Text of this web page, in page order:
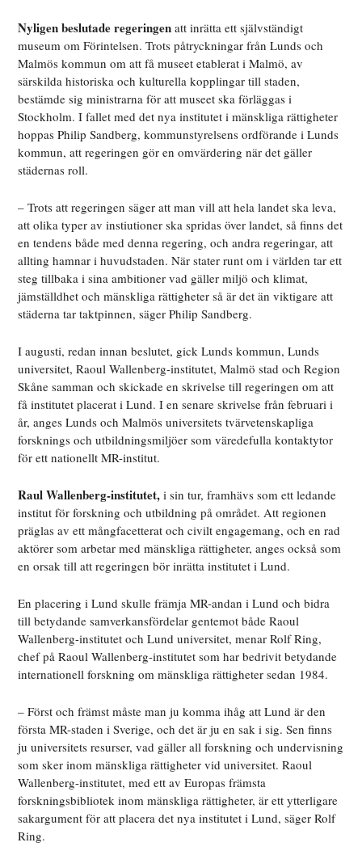
Nyligen beslutade regeringen att inrätta ett självständigt
museum om Förintelsen. Trots påtryckningar från Lunds och
Malmös kommun om att få museet etablerat i Malmö, av
särskilda historiska och kulturella kopplingar till staden,
bestämde sig ministrarna för att museet ska förläggas i
Stockholm. I fallet med det nya institutet i mänskliga rättigheter
hoppas Philip Sandberg, kommunstyrelsens ordförande i Lunds
kommun, att regeringen gör en omvärdering när det gäller
städernas roll.
– Trots att regeringen säger att man vill att hela landet ska leva,
att olika typer av instiutioner ska spridas över landet, så finns det
en tendens både med denna regering, och andra regeringar, att
allting hamnar i huvudstaden. När stater runt om i världen tar ett
steg tillbaka i sina ambitioner vad gäller miljö och klimat,
jämställdhet och mänskliga rättigheter så är det än viktigare att
städerna tar taktpinnen, säger Philip Sandberg.
I augusti, redan innan beslutet, gick Lunds kommun, Lunds
universitet, Raoul Wallenberg-institutet, Malmö stad och Region
Skåne samman och skickade en skrivelse till regeringen om att
få institutet placerat i Lund. I en senare skrivelse från februari i
år, anges Lunds och Malmös universitets tvärvetenskapliga
forsknings och utbildningsmiljöer som väredefulla kontaktytor
för ett nationellt MR-institut.
Raul Wallenberg-institutet, i sin tur, framhävs som ett ledande
institut för forskning och utbildning på området. Att regionen
präglas av ett mångfacetterat och civilt engagemang, och en rad
aktörer som arbetar med mänskliga rättigheter, anges också som
en orsak till att regeringen bör inrätta institutet i Lund.
En placering i Lund skulle främja MR-andan i Lund och bidra
till betydande samverkansfördelar gentemot både Raoul
Wallenberg-institutet och Lund universitet, menar Rolf Ring,
chef på Raoul Wallenberg-institutet som har bedrivit betydande
internationell forskning om mänskliga rättigheter sedan 1984.
– Först och främst måste man ju komma ihåg att Lund är den
första MR-staden i Sverige, och det är ju en sak i sig. Sen finns
ju universitets resurser, vad gäller all forskning och undervisning
som sker inom mänskliga rättigheter vid universitet. Raoul
Wallenberg-institutet, med ett av Europas främsta
forskningsbibliotek inom mänskliga rättigheter, är ett ytterligare
sakargument för att placera det nya institutet i Lund, säger Rolf
Ring.